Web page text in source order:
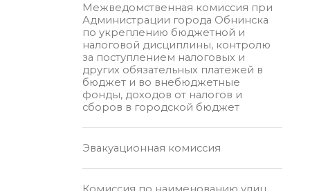
Межведомственная комиссия при
Администрации города Обнинска
по укреплению бюджетной и
налоговой дисциплины, контролю
за поступлением налоговых и
других обязательных платежей в
бюджет и во внебюджетные
фонды, доходов от налогов и
сборов в городской бюджет
Эвакуационная комиссия